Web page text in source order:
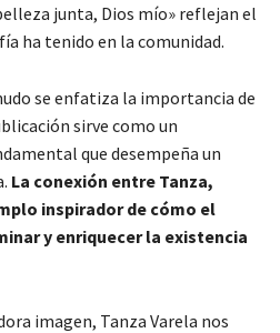
junta, Dios mío» reflejan el
ha tenido en la comunidad.
se enfatiza la importancia de
sirve como un
que desempeña un
La conexión entre Tanza,
inspirador de cómo el
y enriquecer la existencia
imagen, Tanza Varela nos